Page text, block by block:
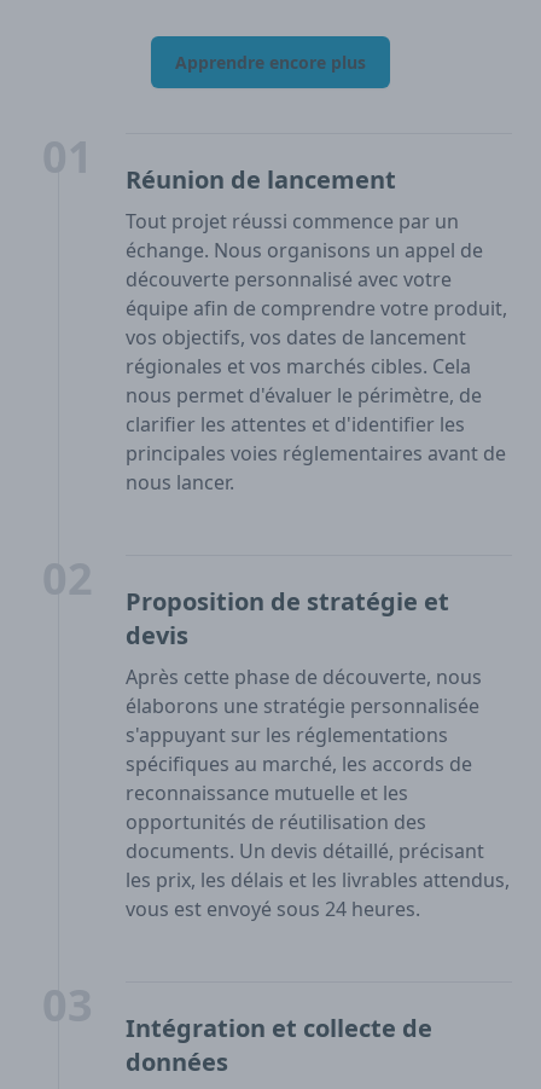
Apprendre encore plus
Réunion de lancement
Tout projet réussi commence par un
échange. Nous organisons un appel de
découverte personnalisé avec votre
équipe afin de comprendre votre produit,
vos objectifs, vos dates de lancement
régionales et vos marchés cibles. Cela
nous permet d'évaluer le périmètre, de
clarifier les attentes et d'identifier les
principales voies réglementaires avant de
nous lancer.
Proposition de stratégie et
devis
Après cette phase de découverte, nous
élaborons une stratégie personnalisée
s'appuyant sur les réglementations
spécifiques au marché, les accords de
reconnaissance mutuelle et les
opportunités de réutilisation des
documents. Un devis détaillé, précisant
les prix, les délais et les livrables attendus,
vous est envoyé sous 24 heures.
Intégration et collecte de
données